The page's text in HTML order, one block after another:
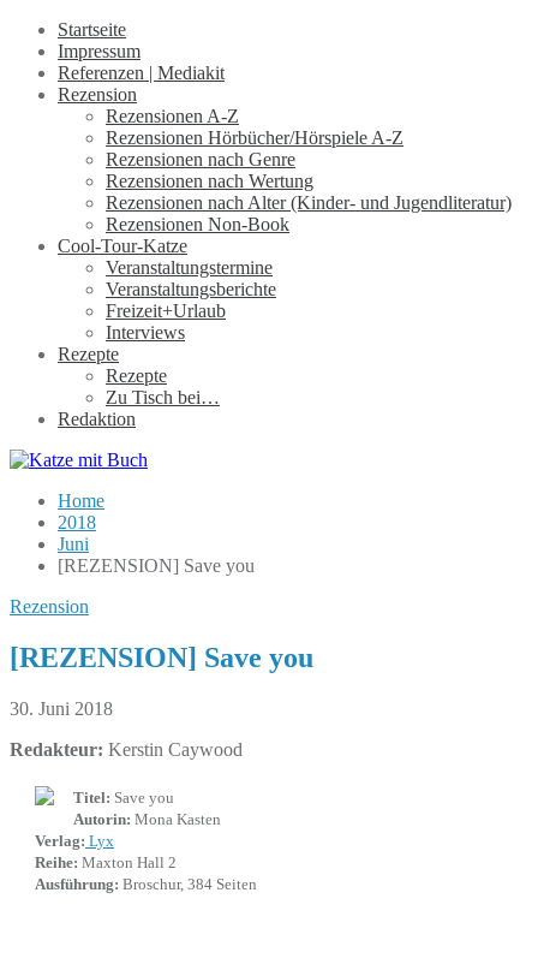
Startseite
Impressum
Referenzen | Mediakit
Rezension
Rezensionen A-Z
Rezensionen Hörbücher/Hörspiele A-Z
Rezensionen nach Genre
Rezensionen nach Wertung
Rezensionen nach Alter (Kinder- und Jugendliteratur)
Rezensionen Non-Book
Cool-Tour-Katze
Veranstaltungstermine
Veranstaltungsberichte
Freizeit+Urlaub
Interviews
Rezepte
Rezepte
Zu Tisch bei…
Redaktion
Home
2018
Juni
[REZENSION] Save you
Rezension
[REZENSION] Save you
30. Juni 2018
Redakteur: Kerstin Caywood
Titel: Save you
Autorin: Mona Kasten
Verlag: Lyx
Reihe: Maxton Hall 2
Ausführung: Broschur, 384 Seiten